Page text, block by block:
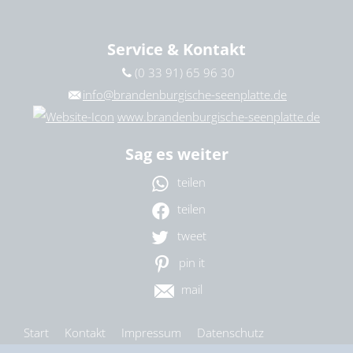
Service & Kontakt
(0 33 91) 65 96 30
info@brandenburgische-seenplatte.de
www.brandenburgische-seenplatte.de
Sag es weiter
teilen
teilen
tweet
pin it
mail
Start Kontakt Impressum Datenschutz